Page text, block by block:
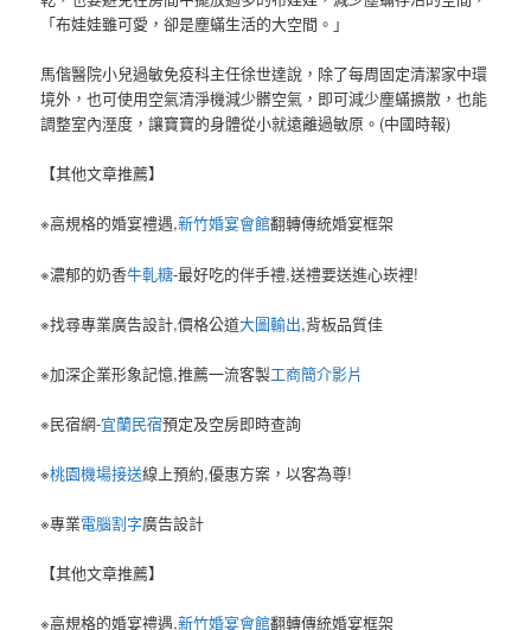
「布娃娃雖可愛，卻是塵蟎生活的大空間。」
馬偕醫院小兒過敏免疫科主任徐世達說，除了每周固定清潔家中環
境外，也可使用空氣清淨機減少髒空氣，即可減少塵蟎擴散，也能
調整室內溼度，讓寶寶的身體從小就遠離過敏原。(中國時報)
【其他文章推薦】
※高規格的婚宴禮遇,新竹婚宴會館翻轉傳統婚宴框架
※濃郁的奶香牛軋糖-最好吃的伴手禮,送禮要送進心崁裡!
※找尋專業廣告設計,價格公道大圖輸出,背板品質佳
※加深企業形象記憶,推薦一流客製工商簡介影片
※民宿網-宜蘭民宿預定及空房即時查詢
※桃園機場接送線上預約,優惠方案，以客為尊!
※專業電腦割字廣告設計
【其他文章推薦】
※高規格的婚宴禮遇,新竹婚宴會館翻轉傳統婚宴框架